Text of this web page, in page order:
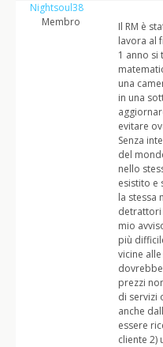
Nightsoul38
Membro
Il RM è
lavora al
1 anno
una
in una
evitare
Senza
del
nello
esistito e
la stessa
detrattori
mio
più
vicine
prezzi
di servizi
anche
essere
cliente 2)